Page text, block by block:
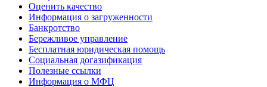
Оценить качество
Информация о загруженности
Банкротство
Бережливое управление
Бесплатная юридическая помощь
Социальная догазификация
Полезные ссылки
Информация о МФЦ